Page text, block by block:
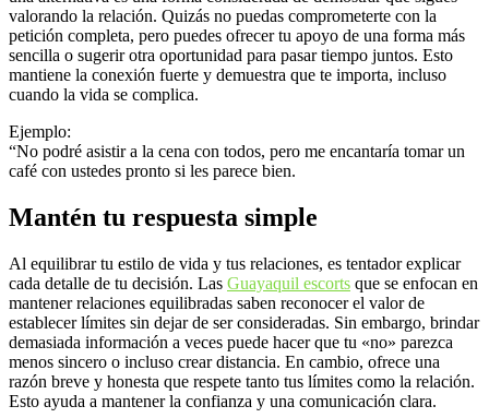
valorando la relación. Quizás no puedas comprometerte con la
petición completa, pero puedes ofrecer tu apoyo de una forma más
sencilla o sugerir otra oportunidad para pasar tiempo juntos. Esto
mantiene la conexión fuerte y demuestra que te importa, incluso
cuando la vida se complica.
Ejemplo:
“No podré asistir a la cena con todos, pero me encantaría tomar un
café con ustedes pronto si les parece bien.
Mantén tu respuesta simple
Al equilibrar tu estilo de vida y tus relaciones, es tentador explicar
cada detalle de tu decisión. Las Guayaquil escorts que se enfocan en
mantener relaciones equilibradas saben reconocer el valor de
establecer límites sin dejar de ser consideradas. Sin embargo, brindar
demasiada información a veces puede hacer que tu «no» parezca
menos sincero o incluso crear distancia. En cambio, ofrece una
razón breve y honesta que respete tanto tus límites como la relación.
Esto ayuda a mantener la confianza y una comunicación clara.